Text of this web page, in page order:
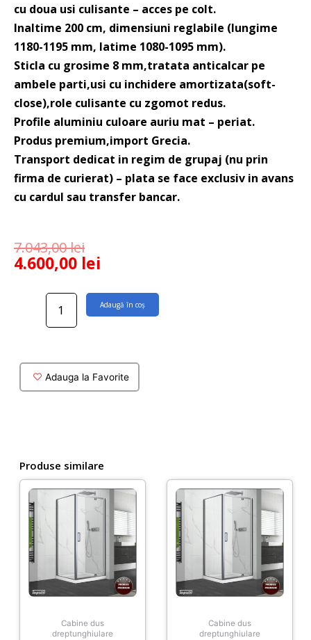
cu doua usi culisante – acces pe colt.
Inaltime 200 cm, dimensiuni reglabile (lungime
1180-1195 mm, latime 1080-1095 mm).
Sticla cu grosime 8 mm,tratata anticalcar pe
ambele parti,usi cu inchidere amortizata(soft-
close),role culisante cu zgomot redus.
Profile aluminiu culoare auriu mat – periat.
Produs premium,import Grecia.
Transport dedicat in regim de grupaj (nu prin
firma de curierat) – plata se face exclusiv in avans
cu cardul sau transfer bancar.
7.043,00lei
4.600,00 lei
Cantitate
Adaugă în coș
Adauga la Favorite
Produse similare
Cabine dus
dreptunghiulare
Cabine dus
dreptunghiulare